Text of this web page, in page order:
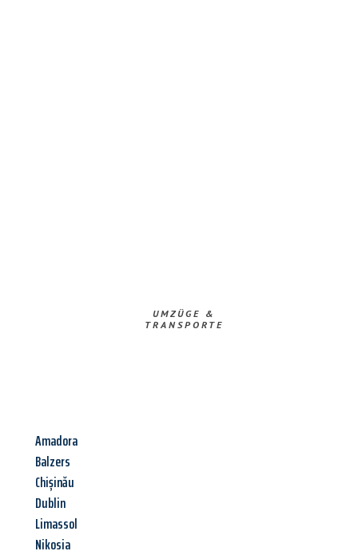
UMZÜGE &
TRANSPORTE
Amadora
Balzers
Chișinău
Dublin
Limassol
Nikosia